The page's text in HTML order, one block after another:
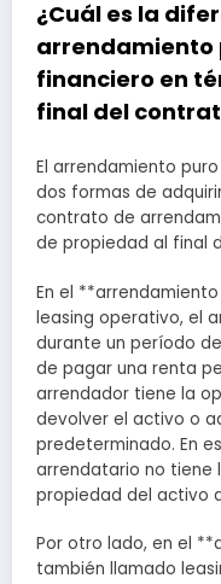
¿Cuál es la
arrendamiento
financiero en
final del
El arrendamiento
dos formas de
contrato de
de propiedad al final
En el
leasing operativo, el
durante un período
de pagar una renta
arrendador tiene la
devolver el activo o
predeterminado. En
arrendatario no tiene
propiedad del activo
Por otro lado, en el
también llamado